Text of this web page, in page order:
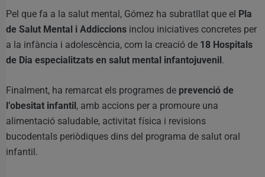
Pel que fa a la salut mental, Gómez ha subratllat que el Pla
de Salut Mental i Addiccions inclou iniciatives concretes per
a la infància i adolescència, com la creació de 18 Hospitals
de Dia especialitzats en salut mental infantojuvenil.
Finalment, ha remarcat els programes de prevenció de
l’obesitat infantil, amb accions per a promoure una
alimentació saludable, activitat física i revisions
bucodentals periòdiques dins del programa de salut oral
infantil.